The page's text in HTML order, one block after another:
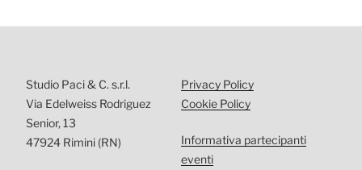
Studio Paci & C. s.r.l.
Via Edelweiss Rodriguez
Senior, 13
47924 Rimini (RN)
Privacy Policy
Cookie Policy
Informativa partecipanti
eventi